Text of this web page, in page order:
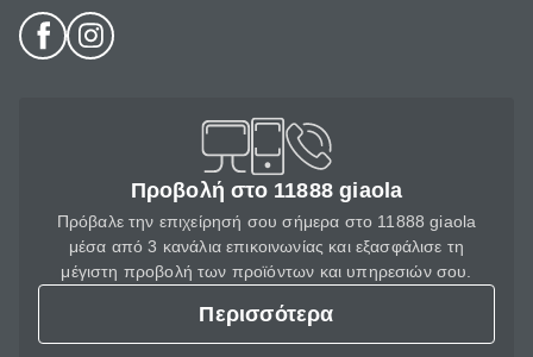
Προβολή στο 11888 giaola
Πρόβαλε την επιχείρησή σου σήμερα στο 11888 giaola
μέσα από 3 κανάλια επικοινωνίας και εξασφάλισε τη
μέγιστη προβολή των προϊόντων και υπηρεσιών σου.
Περισσότερα